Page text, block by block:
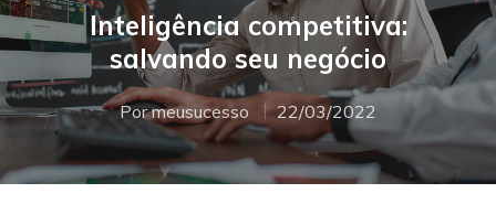
Inteligência competitiva:
salvando seu negócio
Pormeusucesso 22/03/2022